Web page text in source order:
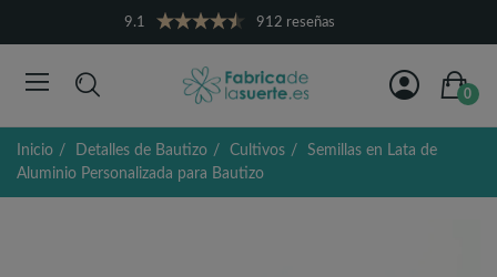
9.1 912 reseñas
0
Inicio Detalles de Bautizo Cultivos
Semillas en Lata de
Aluminio Personalizada para Bautizo